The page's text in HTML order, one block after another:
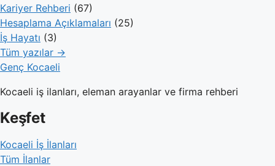
Kariyer Rehberi (67)
Hesaplama Açıklamaları (25)
İş Hayatı (3)
Tüm yazılar →
Genç Kocaeli
Kocaeli iş ilanları, eleman arayanlar ve firma rehberi
Keşfet
Kocaeli İş İlanları
Tüm İlanlar